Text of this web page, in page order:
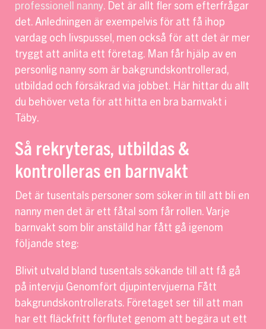
professionell nanny. Det är allt fler som efterfrågar
det. Anledningen är exempelvis för att få ihop
vardag och livspussel, men också för att det är mer
tryggt att anlita ett företag. Man får hjälp av en
personlig nanny som är bakgrundskontrollerad,
utbildad och försäkrad via jobbet. Här hittar du allt
du behöver veta för att hitta en bra barnvakt i
Täby.
Så rekryteras, utbildas &
kontrolleras en barnvakt
Det är tusentals personer som söker in till att bli en
nanny men det är ett fåtal som får rollen. Varje
barnvakt som blir anställd har fått gå igenom
följande steg:
Blivit utvald bland tusentals sökande till att få gå
på intervju Genomfört djupintervjuerna Fått
bakgrundskontrollerats. Företaget ser till att man
har ett fläckfritt förflutet genom att begära ut ett